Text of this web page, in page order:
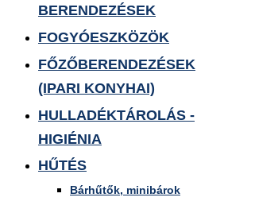
BERENDEZÉSEK
FOGYÓESZKÖZÖK
FŐZŐBERENDEZÉSEK
(IPARI KONYHAI)
HULLADÉKTÁROLÁS -
HIGIÉNIA
HŰTÉS
Bárhűtők, minibárok